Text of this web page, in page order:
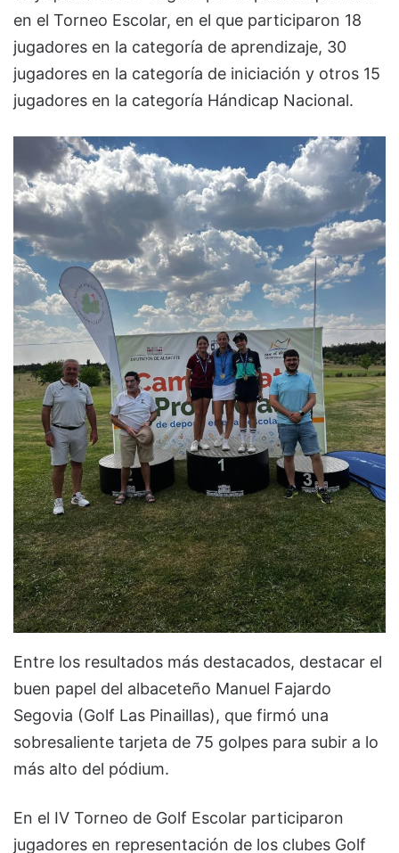
en el Torneo Escolar, en el que participaron 18
jugadores en la categoría de aprendizaje, 30
jugadores en la categoría de iniciación y otros 15
jugadores en la categoría Hándicap Nacional.
Entre los resultados más destacados, destacar el
buen papel del albaceteño Manuel Fajardo
Segovia (Golf Las Pinaillas), que firmó una
sobresaliente tarjeta de 75 golpes para subir a lo
más alto del pódium.
En el IV Torneo de Golf Escolar participaron
jugadores en representación de los clubes Golf